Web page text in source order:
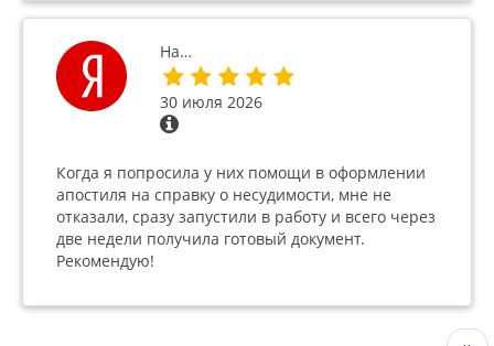
На…
30 июля 2026
Когда я попросила у них помощи в оформлении
апостиля на справку о несудимости, мне не
отказали, сразу запустили в работу и всего через
две недели получила готовый документ.
Рекомендую!